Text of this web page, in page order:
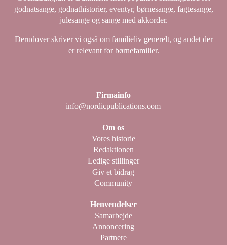
godnatsange, godnathistorier, eventyr, børnesange, fagtesange,
julesange og sange med akkorder.
Derudover skriver vi også om familieliv generelt, og andet der
er relevant for børnefamilier.
Firmainfo
info@nordicpublications.com
Om os
Vores historie
Redaktionen
Ledige stillinger
Giv et bidrag
Community
Henvendelser
Samarbejde
Annoncering
Partnere